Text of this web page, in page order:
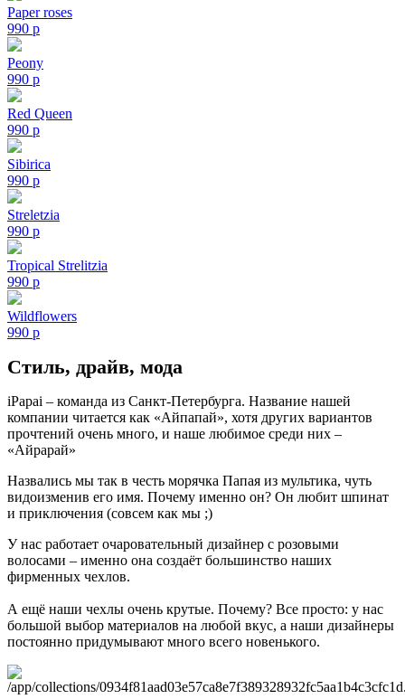
Paper roses
990 p
Peony
990 p
Red Queen
990 p
Sibirica
990 p
Streletzia
990 p
Tropical Strelitzia
990 p
Wildflowers
990 p
Стиль, драйв, мода
iPapai – команда из Санкт-Петербурга. Название нашей
компании читается как «Айпапай», хотя других вариантов
прочтений очень много, и наше любимое среди них –
«Айрарай»
Назвались мы так в честь морячка Папая из мультика, чуть
видоизменив его имя. Почему именно он? Он любит шпинат
и приключения (совсем как мы ;)
У нас работает очаровательный дизайнер с розовыми
волосами – именно она создаёт большинство наших
фирменных чехлов.
А ещё наши чехлы очень крутые. Почему? Все просто: у нас
большой выбор материалов на любой вкус, а наши дизайнеры
постоянно придумывают много всего новенького.